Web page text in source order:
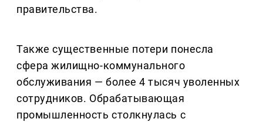
правительства.
Также существенные потери понесла
сфера жилищно-коммунального
обслуживания — более 4 тысяч уволенных
сотрудников. Обрабатывающая
промышленность столкнулась с